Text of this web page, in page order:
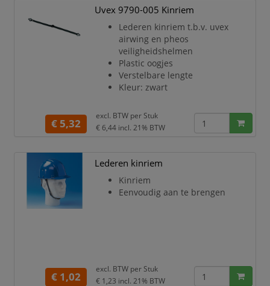
ADAPT - E073BA00
Uvex 9790-005 Kinriem
Lederen kinriem t.b.v. uvex
airwing en pheos
veiligheidshelmen
Plastic oogjes
Verstelbare lengte
Kleur: zwart
€ 5,32
excl. BTW per Stuk
€ 6,44 incl. 21% BTW
Lederen kinriem
Kinriem
Eenvoudig aan te brengen
€ 1,02
excl. BTW per Stuk
€ 1,23 incl. 21% BTW